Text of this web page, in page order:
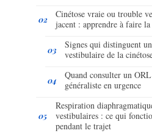
Cinétose vraie ou trouble
jacent : apprendre à faire
Signes qui distinguent
vestibulaire de la
Quand consulter un
généraliste en urgence
Respiration
vestibulaires : ce qui
pendant le trajet